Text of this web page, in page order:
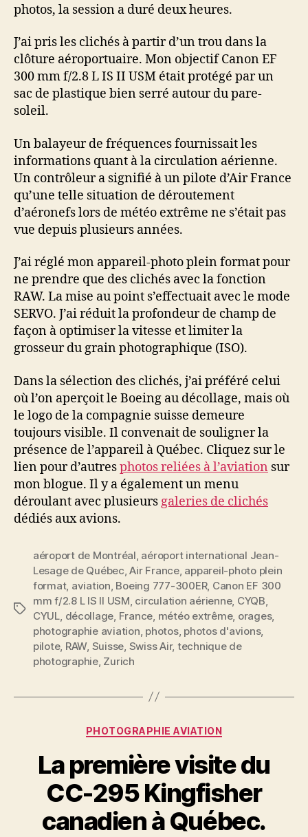
photos, la session a duré deux heures.
J’ai pris les clichés à partir d’un trou dans la
clôture aéroportuaire. Mon objectif Canon EF
300 mm f/2.8 L IS II USM était protégé par un
sac de plastique bien serré autour du pare-
soleil.
Un balayeur de fréquences fournissait les
informations quant à la circulation aérienne.
Un contrôleur a signifié à un pilote d’Air France
qu’une telle situation de déroutement
d’aéronefs lors de météo extrême ne s’était pas
vue depuis plusieurs années.
J’ai réglé mon appareil-photo plein format pour
ne prendre que des clichés avec la fonction
RAW. La mise au point s’effectuait avec le mode
SERVO. J’ai réduit la profondeur de champ de
façon à optimiser la vitesse et limiter la
grosseur du grain photographique (ISO).
Dans la sélection des clichés, j’ai préféré celui
où l’on aperçoit le Boeing au décollage, mais où
le logo de la compagnie suisse demeure
toujours visible. Il convenait de souligner la
présence de l’appareil à Québec. Cliquez sur le
lien pour d’autresphotos reliées à l’aviation sur
mon blogue. Il y a également un menu
déroulant avec plusieurs galeries de clichés
dédiés aux avions.
Étiquettes
aéroport de Montréal aéroport international Jean-
Lesage de Québec ,Air France, appareil-photo plein
format, aviation Boeing 777-300ER, Canon EF 300
mm f/2.8 L IS II USM circulation aérienne, CYQB
CYUL décollage France météo extrême, orages,
photographie aviation photos, photos d'avions,
pilote, RAW, Suisse Swiss Air, technique de
photographie, Zurich
Catégories
PHOTOGRAPHIE AVIATION
La première visite du
CC-295 Kingfisher
canadien à Québec.